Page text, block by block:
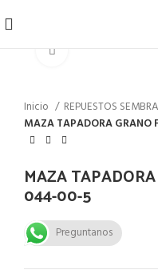
Inicio REPUESTOS
MAZA TAPADORA
MAZA
044-00-5
Preguntanos